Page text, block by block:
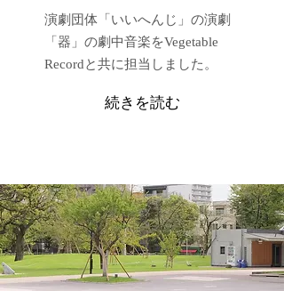
​演劇団体「いいへんじ」の演劇
「器」の劇中音楽をVegetable
Recordと共に担当しました。
続きを読む